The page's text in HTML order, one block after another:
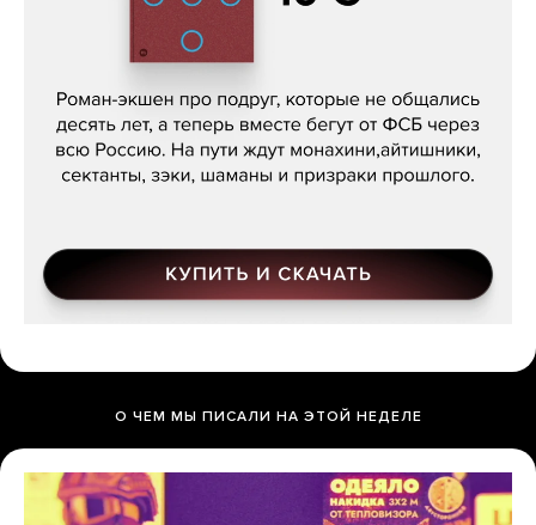
Кира Ярмыш, «Тут недалеко»
О ЧЕМ МЫ ПИСАЛИ НА ЭТОЙ НЕДЕЛЕ